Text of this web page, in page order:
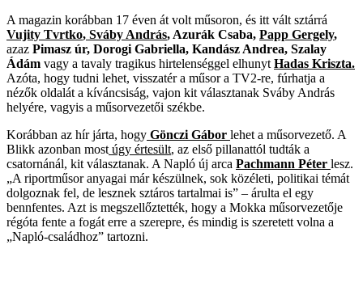
A magazin korábban 17 éven át volt műsoron, és itt vált sztárrá
Vujity Tvrtko, Sváby András, Azurák Csaba, Papp Gergely,
azaz Pimasz úr, Dorogi Gabriella, Kandász Andrea, Szalay
Ádám vagy a tavaly tragikus hirtelenséggel elhunyt Hadas Kriszta.
Azóta, hogy tudni lehet, visszatér a műsor a TV2-re, fúrhatja a
nézők oldalát a kíváncsiság, vajon kit választanak Sváby András
helyére, vagyis a műsorvezetői székbe.
Korábban az hír járta, hogy Gönczi Gábor lehet a műsorvezető. A
Blikk azonban most úgy értesült, az első pillanattól tudták a
csatornánál, kit választanak. A Napló új arca Pachmann Péter lesz.
„A riportműsor anyagai már készülnek, sok közéleti, politikai témát
dolgoznak fel, de lesznek sztáros tartalmai is” – árulta el egy
bennfentes. Azt is megszellőztették, hogy a Mokka műsorvezetője
régóta fente a fogát erre a szerepre, és mindig is szeretett volna a
„Napló-családhoz” tartozni.